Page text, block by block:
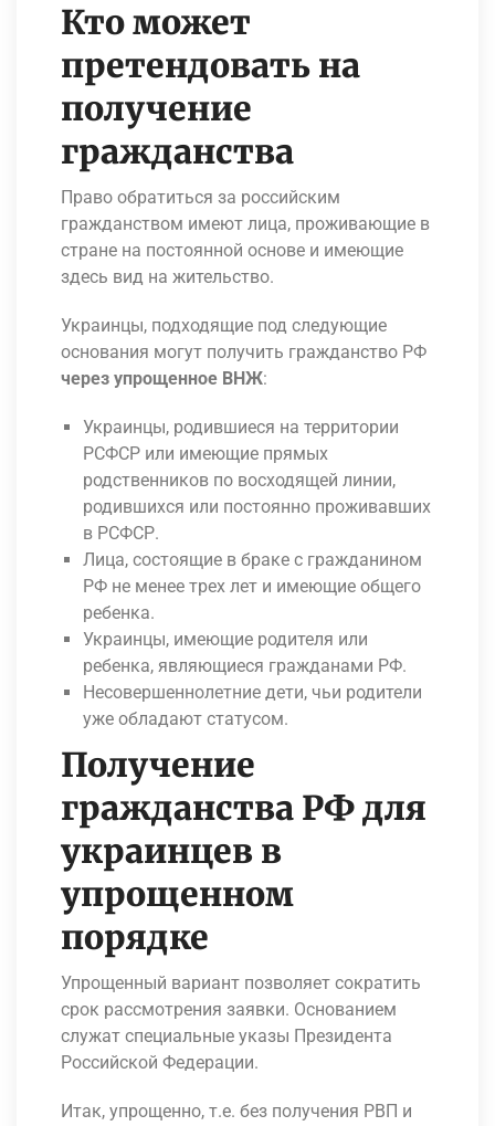
Кто может
претендовать на
получение
гражданства
Право обратиться за российским
гражданством имеют лица, проживающие в
стране на постоянной основе и имеющие
здесь вид на жительство.
Украинцы, подходящие под следующие
основания могут получить гражданство РФ
через упрощенное ВНЖ:
Украинцы, родившиеся на территории
РСФСР или имеющие прямых
родственников по восходящей линии,
родившихся или постоянно проживавших
в РСФСР.
Лица, состоящие в браке с гражданином
РФ не менее трех лет и имеющие общего
ребенка.
Украинцы, имеющие родителя или
ребенка, являющиеся гражданами РФ.
Несовершеннолетние дети, чьи родители
уже обладают статусом.
Получение
гражданства РФ для
украинцев в
упрощенном
порядке
Упрощенный вариант позволяет сократить
срок рассмотрения заявки. Основанием
служат специальные указы Президента
Российской Федерации.
Итак, упрощенно, т.е. без получения РВП и